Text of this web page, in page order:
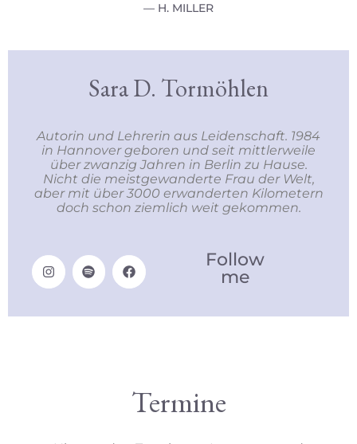
— H. MILLER
Sara D. Tormöhlen
Autorin und Lehrerin aus Leidenschaft. 1984
in Hannover geboren und seit mittlerweile
über zwanzig Jahren in Berlin zu Hause.
Nicht die meistgewanderte Frau der Welt,
aber mit über 3000 erwanderten Kilometern
doch schon ziemlich weit gekommen.
Follow
me
Termine